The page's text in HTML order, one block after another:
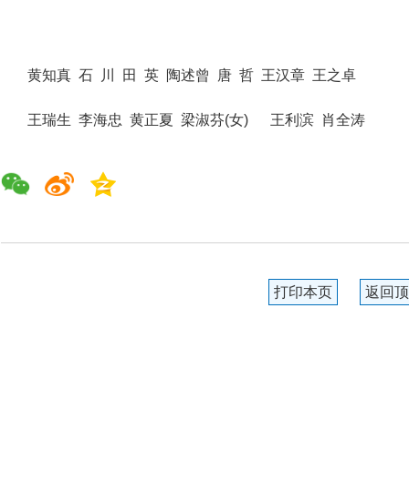
黄知真 石 川 田 英 陶述曾 唐 哲 王汉章 王之卓
王瑞生 李海忠 黄正夏 梁淑芬(女) 王利滨 肖全涛
打印本页 返回